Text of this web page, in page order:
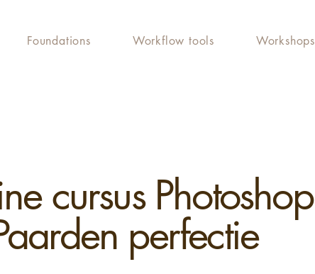
Foundations Workflow tools Workshops
cursus Photoshop
perfectie